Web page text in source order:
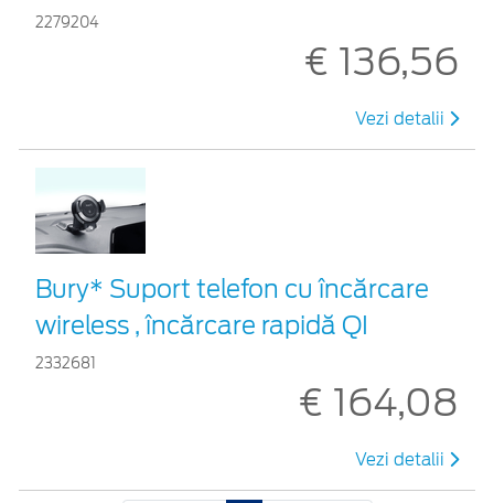
2279204
€ 136,56
Vezi detalii
Bury* Suport telefon cu încărcare
wireless , încărcare rapidă QI
2332681
€ 164,08
Vezi detalii